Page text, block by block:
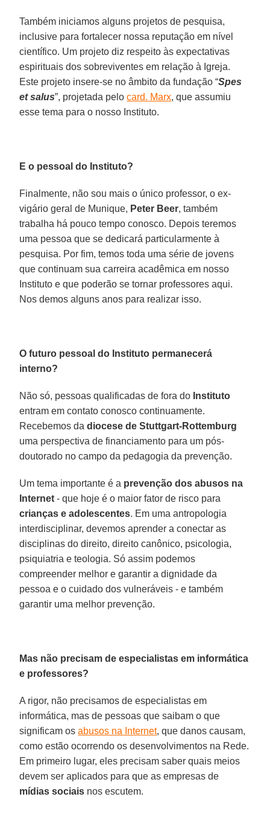
Também iniciamos alguns projetos de pesquisa,
inclusive para fortalecer nossa reputação em nível
científico. Um projeto diz respeito às expectativas
espirituais dos sobreviventes em relação à Igreja.
Este projeto insere-se no âmbito da fundação “Spes
et salus”, projetada pelocard. Marx, que assumiu
esse tema para o nosso Instituto.
E o pessoal do Instituto?
Finalmente, não sou mais o único professor, o ex-
vigário geral de Munique, Peter Beer, também
trabalha há pouco tempo conosco. Depois teremos
uma pessoa que se dedicará particularmente à
pesquisa. Por fim, temos toda uma série de jovens
que continuam sua carreira acadêmica em nosso
Instituto e que poderão se tornar professores aqui.
Nos demos alguns anos para realizar isso.
O futuro pessoal do Instituto permanecerá
interno?
Não só, pessoas qualificadas de fora do Instituto
entram em contato conosco continuamente.
Recebemos dadiocese de Stuttgart-Rottemburg
uma perspectiva de financiamento para um pós-
doutorado no campo da pedagogia da prevenção.
Um tema importante é a prevenção dos abusos na
Internet - que hoje é o maior fator de risco para
crianças e adolescentes. Em uma antropologia
interdisciplinar, devemos aprender a conectar as
disciplinas do direito, direito canônico, psicologia,
psiquiatria e teologia. Só assim podemos
compreender melhor e garantir a dignidade da
pessoa e o cuidado dos vulneráveis - e também
garantir uma melhor prevenção.
Mas não precisam de especialistas em informática
e professores?
A rigor, não precisamos de especialistas em
informática, mas de pessoas que saibam o que
significam osabusos na Internet, que danos causam,
como estão ocorrendo os desenvolvimentos na Rede.
Em primeiro lugar, eles precisam saber quais meios
devem ser aplicados para que as empresas de
mídias sociais nos escutem.